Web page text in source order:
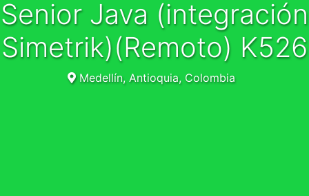
Senior Java (integración
Simetrik)(Remoto) K526
Medellín, Antioquia, Colombia